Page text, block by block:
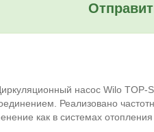
насос Wilo
Реализовано
как в системах